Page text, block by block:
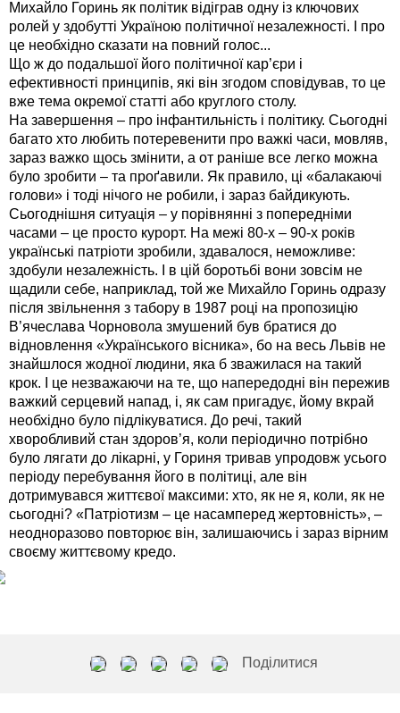
Михайло Горинь як політик відіграв одну із ключових
ролей у здобутті Україною політичної незалежності. І про
це необхідно сказати на повний голос...
Що ж до подальшої його політичної кар’єри і
ефективності принципів, які він згодом сповідував, то це
вже тема окремої статті або круглого столу.
На завершення – про інфантильність і політику. Сьогодні
багато хто любить потеревенити про важкі часи, мовляв,
зараз важко щось змінити, а от раніше все легко можна
було зробити – та проґавили. Як правило, ці «балакаючі
голови» і тоді нічого не робили, і зараз байдикують.
Сьогоднішня ситуація – у порівнянні з попередніми
часами – це просто курорт. На межі 80-х – 90-х років
українські патріоти зробили, здавалося, неможливе:
здобули незалежність. І в цій боротьбі вони зовсім не
щадили себе, наприклад, той же Михайло Горинь одразу
після звільнення з табору в 1987 році на пропозицію
В’ячеслава Чорновола змушений був братися до
відновлення «Українського вісника», бо на весь Львів не
знайшлося жодної людини, яка б зважилася на такий
крок. І це незважаючи на те, що напередодні він пережив
важкий серцевий напад, і, як сам пригадує, йому вкрай
необхідно було підлікуватися. До речі, такий
хворобливий стан здоров’я, коли періодично потрібно
було лягати до лікарні, у Гориня тривав упродовж усього
періоду перебування його в політиці, але він
дотримувався життєвої максими: хто, як не я, коли, як не
сьогодні? «Патріотизм – це насамперед жертовність», –
неодноразово повторює він, залишаючись і зараз вірним
своєму життєвому кредо.
Поділитися